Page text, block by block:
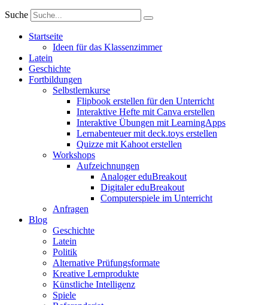
Suche
Startseite
Ideen für das Klassenzimmer
Latein
Geschichte
Fortbildungen
Selbstlernkurse
Flipbook erstellen für den Unterricht
Interaktive Hefte mit Canva erstellen
Interaktive Übungen mit LearningApps
Lernabenteuer mit deck.toys erstellen
Quizze mit Kahoot erstellen
Workshops
Aufzeichnungen
Analoger eduBreakout
Digitaler eduBreakout
Computerspiele im Unterricht
Anfragen
Blog
Geschichte
Latein
Politik
Alternative Prüfungsformate
Kreative Lernprodukte
Künstliche Intelligenz
Spiele